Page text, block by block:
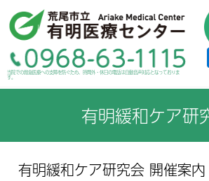
当院での救急医療への支障を防ぐため、時間外・休日の電話は自動音声対応となっておりま
す。
HOME › 診療案内 › 緩和ケア › 有明緩和ケア研究会
有明緩和ケア研
有明緩和ケア研究会 開催案内